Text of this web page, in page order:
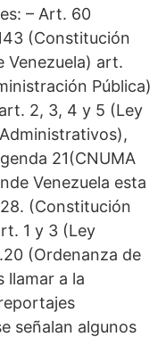
– Art. 60
(Constitución
Venezuela) art.
Pública)
2, 3, 4 y 5 (Ley
21(CNUMA
Venezuela esta
(Constitución
1 y 3 (Ley
(Ordenanza de
llamar a la
señalan algunos